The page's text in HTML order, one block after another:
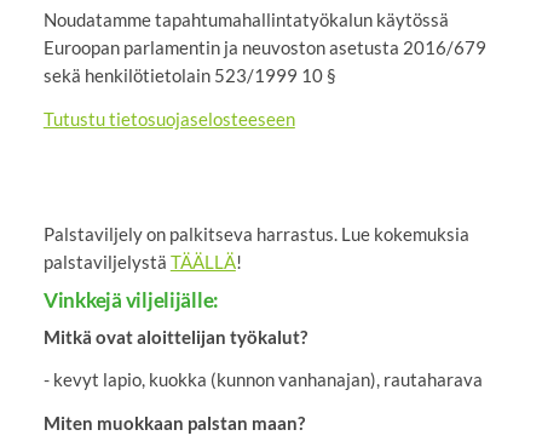
Noudatamme tapahtumahallintatyökalun käytössä
Euroopan parlamentin ja neuvoston asetusta 2016/679
sekä henkilötietolain 523/1999 10 §
Tutustu tietosuojaselosteeseen
Palstaviljely on palkitseva harrastus. Lue kokemuksia
palstaviljelystä TÄÄLLÄ!
Vinkkejä viljelijälle:
Mitkä ovat aloittelijan työkalut?
- kevyt lapio, kuokka (kunnon vanhanajan), rautaharava
Miten muokkaan palstan maan?